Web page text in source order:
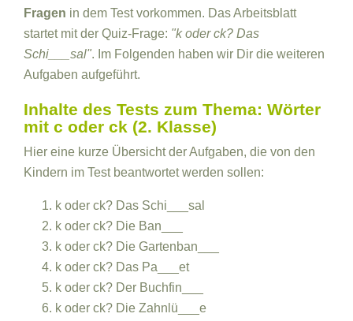
Fragen in dem Test vorkommen. Das Arbeitsblatt
startet mit der Quiz-Frage: "k oder ck? Das
Schi___sal". Im Folgenden haben wir Dir die weiteren
Aufgaben aufgeführt.
Inhalte des Tests zum Thema: Wörter
mit c oder ck (2. Klasse)
Hier eine kurze Übersicht der Aufgaben, die von den
Kindern im Test beantwortet werden sollen:
k oder ck? Das Schi___sal
k oder ck? Die Ban___
k oder ck? Die Gartenban___
k oder ck? Das Pa___et
k oder ck? Der Buchfin___
k oder ck? Die Zahnlü___e